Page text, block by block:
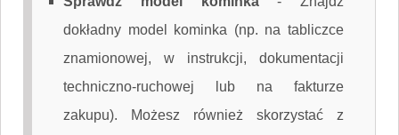
dokładny model kominka (np. na tabliczce
znamionowej, w instrukcji, dokumentacji
techniczno-ruchowej lub na fakturze
zakupu). Możesz również skorzystać z